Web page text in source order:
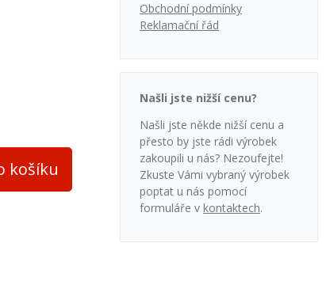
košíku
Obchodní podmínky
Reklamační řád
Našli jste nižší cenu?
Našli jste někde nižší cenu a
přesto by jste rádi výrobek
zakoupili u nás? Nezoufejte!
Zkuste Vámi vybraný výrobek
poptat u nás pomocí
formuláře v kontaktech.